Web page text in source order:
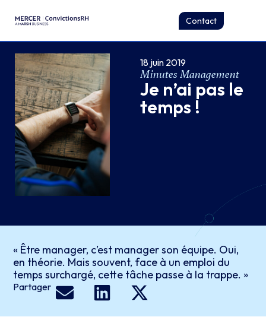
Contact
18 juin 2019
Minutes Management
Je n’ai pas le
temps !
« Être manager, c’est manager son équipe. Oui,
en théorie. Mais souvent, face à un emploi du
temps surchargé, cette tâche passe à la trappe. »
Partager